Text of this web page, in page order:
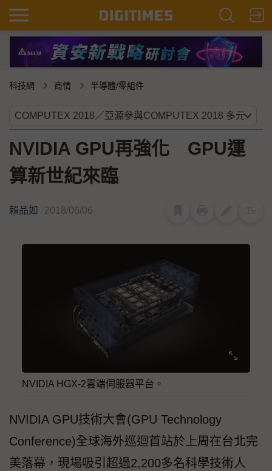
科技網 商情 半導體/零組件
NVIDIA GPU再強化 GPU運
算新世紀來臨
賴品如 2018/06/06
NVIDIA HGX-2雲端伺服器平台。
NVIDIA GPU技術大會(GPU Technology
Conference)全球海外巡迴首站於上周在台北完
美落幕，現場吸引超過2,200多名科學技術人